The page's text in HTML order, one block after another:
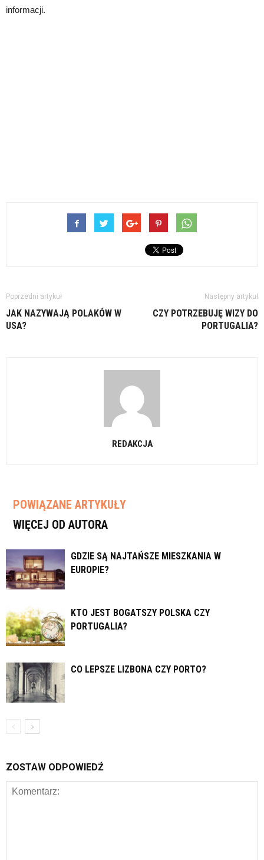
informacji.
Poprzedni artykuł
JAK NAZYWAJĄ POLAKÓW W
USA?
Następny artykuł
CZY POTRZEBUJĘ WIZY DO
PORTUGALIA?
REDAKCJA
POWIĄZANE ARTYKUŁY
WIĘCEJ OD AUTORA
GDZIE SĄ NAJTAŃSZE MIESZKANIA W
EUROPIE?
KTO JEST BOGATSZY POLSKA CZY
PORTUGALIA?
CO LEPSZE LIZBONA CZY PORTO?
ZOSTAW ODPOWIEDŹ